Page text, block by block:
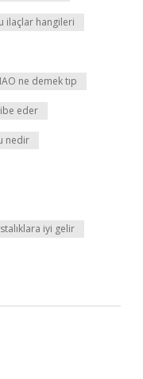
ilaçlar hangileri
ne demek tıp
eder
nedir
iyi gelir